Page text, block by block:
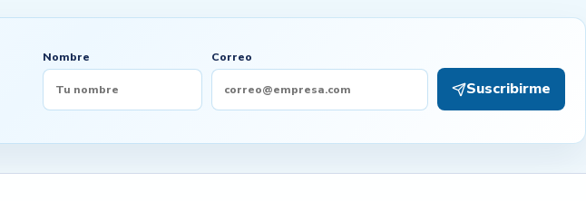
Nombre Correo
Suscribirme